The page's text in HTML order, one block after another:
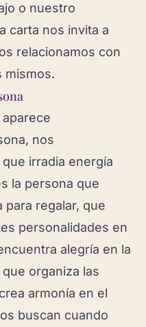
o nuestro
carta nos invita a
relacionamos con
mismos.
aparece
nos
irradia energía
la persona que
para regalar, que
personalidades en
alegría en la
organiza las
armonía en el
buscan cuando